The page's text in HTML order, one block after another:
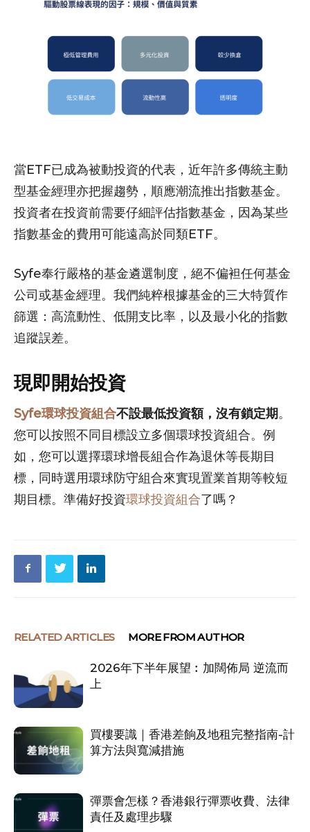
當ETF已成為被動投資的代表，近年許多傳統主動
型基金經理亦把握趨勢，順應潮流推出指數基金。
投資者在投資前需要仔細評估指數基金，因為某些
指數基金的費用可能遠高於同類ETF。
Syfe奉行嚴格的基金遴選制度，絕不偏袒任何基金
公司或基金經理。我們純粹根據基金的三大特質作
篩選：高流動性、低開支比率，以及最小化的指數
追蹤誤差。
現即開始投資
Syfe環球投資組合不設最低投資額，沒有鎖定期。
您可以按照不同目標設立多個環球投資組合。例
如，您可以選擇環球增長組合作為退休等長期目
標，同時選用環球防守組合來實現置業首期等較短
期目標。準備好投資環球投資組合了嗎？
RELATED ARTICLES MORE FROM AUTHOR
2026年下半年展望︰加闊佈局 逆流而
上
買樓要識｜香港差餉及地租完整指南-計
算方法與寬減措施
彈票會怎樣？香港銀行彈票收費、法律
責任及處理步驟